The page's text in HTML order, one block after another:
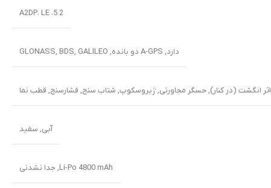
5.2، A2DP، LE
دارد, A-GPS دو بانده, GLONASS, BDS, GALILEO
اثر انگشت (در کنار),حسگر مجاورتی,ژیروسکوپ, شتاب سنج, فشارسنج, قطب نما
آبی, سفید
Li-Po 4800 mAh
, جدا نشدنی